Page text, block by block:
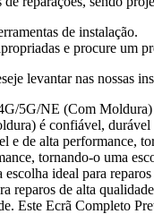
de instalação.
e procure um
levantar nas nossas
5G/NE (Com Moldura)
é confiável, durável
de alta performance,
tornando-o uma
escolha ideal para
reparos de alta
Este Ecrã Completo